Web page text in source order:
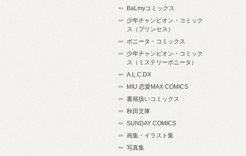
BaLmyコミックス
少年チャンピオン・コミック
ス（プリンセス）
ボニータ・コミックス
少年チャンピオン・コミック
ス（ミステリーボニータ）
A.L.C.DX
MIU 恋愛MAX COMICS
書籍扱いコミックス
秋田文庫
SUNDAY COMICS
画集・イラスト集
写真集